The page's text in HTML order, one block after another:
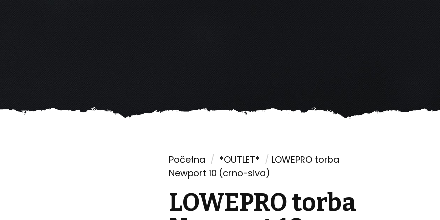
Početna / *OUTLET* / LOWEPRO torba
Newport 10 (crno-siva)
LOWEPRO torba